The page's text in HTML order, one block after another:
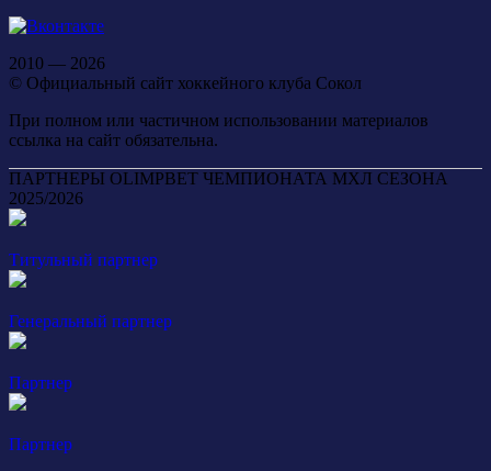
2010 — 2026
© Официальный сайт хоккейного клуба Сокол
При полном или частичном использовании материалов
ссылка на сайт обязательна.
ПАРТНЕРЫ OLIMPBET ЧЕМПИОНАТА МХЛ СЕЗОНА
2025/2026
Титульный партнер
Генеральный партнер
Партнер
Партнер